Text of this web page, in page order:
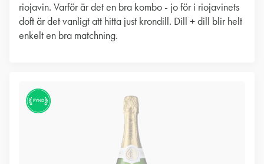
riojavin. Varför är det en bra kombo - jo för i riojavinets
doft är det vanligt att hitta just krondill. Dill + dill blir helt
enkelt en bra matchning.
FYND